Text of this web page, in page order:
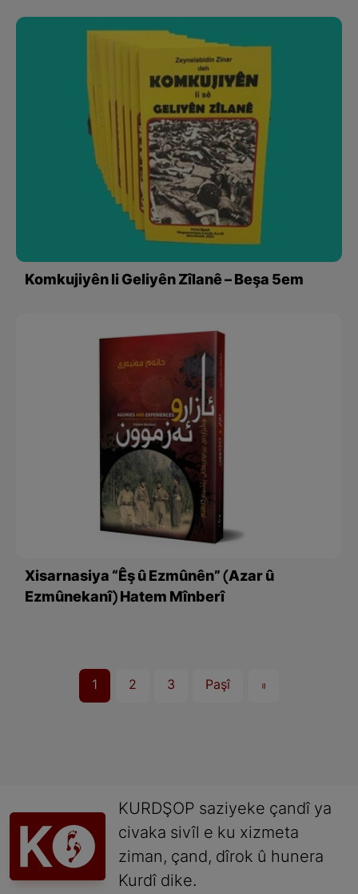
Komkujiyên li Geliyên Zîlanê – Beşa 5em
Xisarnasiya “Êş û Ezmûnên” (Azar û
Ezmûnekanî) Hatem Mînberî
1 2 3 Paşî »
KURDŞOP saziyeke çandî ya
civaka sivîl e ku xizmeta
ziman, çand, dîrok û hunera
Kurdî dike.